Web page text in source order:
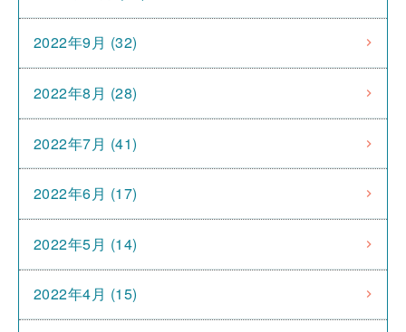
2022年9月 (32)
2022年8月 (28)
2022年7月 (41)
2022年6月 (17)
2022年5月 (14)
2022年4月 (15)